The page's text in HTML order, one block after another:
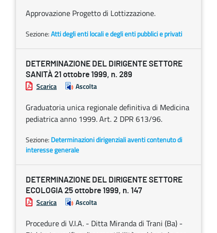
Approvazione Progetto di Lottizzazione.
Sezione:Atti degli enti locali e degli enti pubblici e privati
DETERMINAZIONE DEL DIRIGENTE SETTORE
SANITÀ 21 ottobre 1999, n. 289
Scarica Ascolta
Graduatoria unica regionale definitiva di Medicina
pediatrica anno 1999. Art. 2 DPR 613/96.
Sezione: Determinazioni dirigenziali aventi contenuto di
interesse generale
DETERMINAZIONE DEL DIRIGENTE SETTORE
ECOLOGIA 25 ottobre 1999, n. 147
Scarica Ascolta
Procedure di V.I.A. - Ditta Miranda di Trani (Ba) -